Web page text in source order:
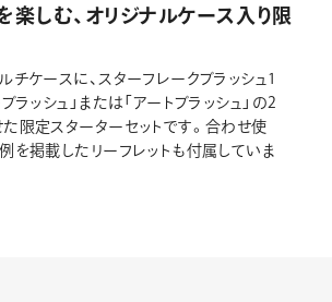
楽しむ、オリジナルケース入り限
チケースに、スターフレークブラッシュ1
ラッシュ」または「アートブラッシュ」の2
限定スターターセットです。合わせ使
を掲載したリーフレットも付属していま